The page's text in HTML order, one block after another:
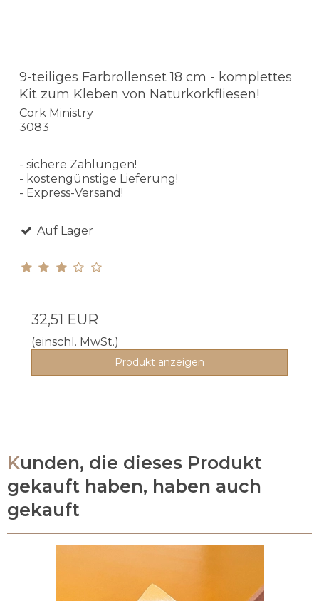
9-teiliges Farbrollenset 18 cm - komplettes
Kit zum Kleben von Naturkorkfliesen!
Cork Ministry
3083
- sichere Zahlungen!
- kostengünstige Lieferung!
- Express-Versand!
Auf Lager
32,51 EUR
(einschl. MwSt.)
Produkt anzeigen
Kunden, die dieses Produkt
gekauft haben, haben auch
gekauft